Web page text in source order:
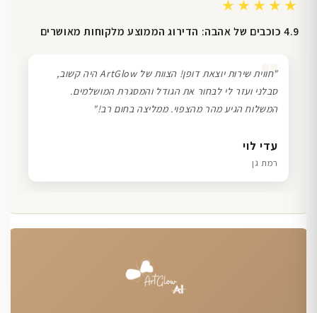
★★★★★
4.9 כוכבים של אהבה: הדירוג הממוצע מלקוחות מאושרים
שרון כהן
תל אביב
❞
"חווית שירות יוצאת דופן! הצוות של ArtGlow היה קשוב,
סבלני ועזר לי לבחור את הגודל והמסגרת המושלמים.
המשלוח הגיע מהר מהצפוי. ממליצה בחום רב!"
עדי לוי
רמת גן
דנה גל
חיפה
ליאת ויוסי מ.
הוד השרון